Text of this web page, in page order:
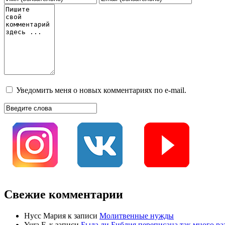
Уведомить меня о новых комментариях по e-mail.
Свежие комментарии
Нусс Мария к записи Молитвенные нужды